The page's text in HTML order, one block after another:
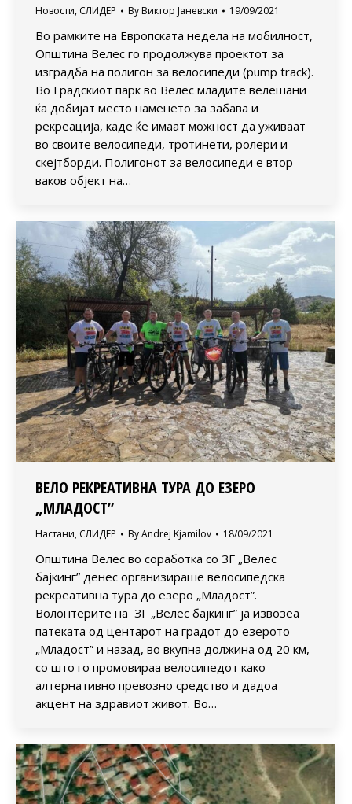
Новости, СЛИДЕР By Виктор Јаневски 19/09/2021
Во рамките на Европската недела на мобилност,
Општина Велес го продолжува проектот за
изградба на полигон за велосипеди (pump track).
Во Градскиот парк во Велес младите велешани
ќа добијат место наменето за забава и
рекреација, каде ќе имаат можност да уживаат
во своите велосипеди, тротинети, ролери и
скејтборди. Полигонот за велосипеди е втор
ваков објект на…
ВЕЛО РЕКРЕАТИВНА ТУРА ДО ЕЗЕРО
„МЛАДОСТ”
Настани, СЛИДЕР ByAndrej Kjamilov 18/09/2021
Општина Велес во соработка со ЗГ „Велес
бајкинг” денес организираше велосипедска
рекреативна тура до езеро „Младост”.
Волонтерите на ЗГ „Велес бајкинг” ја извозеа
патеката од центарот на градот до езерото
„Младост” и назад, во вкупна должина од 20 км,
со што го промовираа велосипедот како
алтернативно превозно средство и дадоа
акцент на здравиот живот. Во…